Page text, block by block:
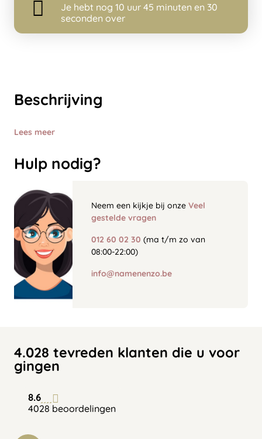
Beschrijving
Lees meer
Hulp nodig?
Neem een kijkje bij onze Veel
gestelde vragen
012 60 02 30 (ma t/m zo van
08:00-22:00)
info@namenenzo.be
Je hebt nog 10 uur 45 minuten en 30
seconden over
4.028 tevreden klanten die u voor
gingen
8.6
4028 beoordelingen